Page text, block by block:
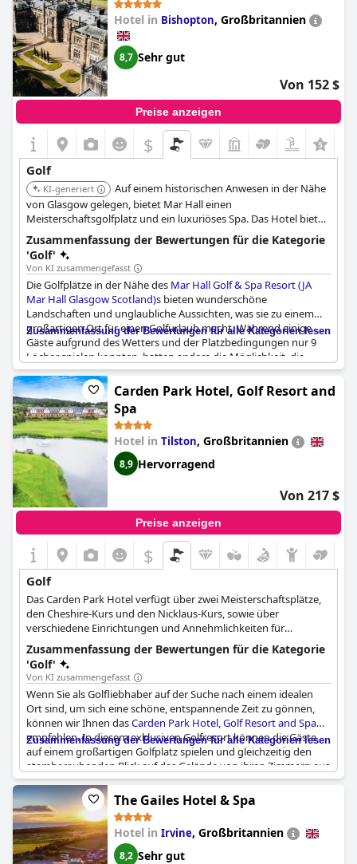
seinen ausgezeichneten Einrichtungen, dem hervorragenden
Essen und dem Blick vom Balkon auf den mit Rehen übersäten
Golfplatz. Dieses Luxushotel in ländlicher Umgebung ist ein
Schmuckstück und ein guter Ausgangspunkt für die Erkundung
der Umgebung. Die Rezensenten genossen auch Spaziergänge
rund um den Golfplatz und bewunderten die schöne Aussicht.
Alles in allem ist das
East Sussex National Hotel, Golf Resort &
für Golfliebhaber der perfekte Ort, um sich mit Blick auf den
Golfplatz zu erholen.
Hotel in Bishopton, Großbritannien
8,7 Sehr gut
Von 152 $
Preise anzeigen
$
Golf
KI-generiert
Auf einem historischen Anwesen in der Nähe
von Glasgow gelegen, bietet Mar Hall einen
Meisterschaftsgolfplatz und ein luxuriöses Spa. Das Hotel bietet
elegante Unterkünfte und gehobene Küche, was es zu einer
ausgezeichneten Wahl für einen entspannenden Golfurlaub
macht.
Zusammenfassung der Bewertungen für die Kategorie
'Golf'
Von KI zusammengefasst
Die Golfplätze in der Nähe des Mar Hall Golf & Spa Resort (JA
Mar Hall Glasgow Scotland)s bieten wunderschöne
Landschaften und unglaubliche Aussichten, was sie zu einem
großartigen Ort für einen Golfurlaub macht. Während einige
Gäste aufgrund des Wetters und der Platzbedingungen nur 9
Löcher spielen konnten, hatten andere die Möglichkeit, die
luxuriösen Spa- und Golfeinrichtungen des Resorts zu genießen.
Das Hotelpersonal wurde für seinen aufmerksamen Service
gelobt und die Bar vor Ort servierte köstliche Mahlzeiten. Die
Lage des Resorts macht es außerdem zu einem idealen
Ausgangspunkt für die Erkundung der Umgebung, auch wenn
es schwierig sein kann, auf dem Gelände spazieren zu gehen,
ohne die Golfer zu stören. Obwohl nicht klar ist, ob der Golfclub
zum Hotel gehört, sind Gäste mehrfach nach Mar Hall
zurückgekehrt, um die schönen Hirsche, das ausgezeichnete
Essen und die entspannenden Spa-Einrichtungen zu genießen.
Zusammenfassung der Bewertungen für alle Kategorien lesen
Carden Park Hotel, Golf Resort and
Spa
Hotel in Tilston, Großbritannien
8,9 Hervorragend
Von 217 $
Preise anzeigen
$
Golf
Das Carden Park Hotel verfügt über zwei Meisterschaftsplätze,
den Cheshire-Kurs und den Nicklaus-Kurs, sowie über
verschiedene Einrichtungen und Annehmlichkeiten für
Golfliebhaber wie einen Pro Shop, Mitgliedschaftsoptionen, eine
Driving Range und verschiedene Firmenpakete und -
einrichtungen.
Zusammenfassung der Bewertungen für die Kategorie
'Golf'
Von KI zusammengefasst
Wenn Sie als Golfliebhaber auf der Suche nach einem idealen
Ort sind, um sich eine schöne, entspannende Zeit zu gönnen,
können wir Ihnen dasCarden Park Hotel, Golf Resort and Spa
empfehlen. In diesem exklusiven Golfresort können die Gäste
auf einem großartigen Golfplatz spielen und gleichzeitig den
atemberaubenden Blick auf das Gelände von ihren Zimmern aus
genießen - vor allem von den Zimmern mit Balkonen, die den
Golfplatz überblicken. Das Resort ist zwar ein wenig teuer, aber
der Golfservice und die Gastfreundschaft sind erstklassig. Dieser
gute Ort zum Entspannen bietet nichts Besonderes, aber die
Gäste schwärmen von den Annehmlichkeiten des Golf Resorts
und den atemberaubenden Zimmern des Resorts.
Zusammenfassung der Bewertungen für alle Kategorien lesen
The Gailes Hotel & Spa
Hotel in Irvine, Großbritannien
8,2 Sehr gut